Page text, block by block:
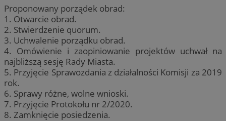
Proponowany porządek obrad:
1. Otwarcie obrad.
2. Stwierdzenie quorum.
3. Uchwalenie porządku obrad.
4. Omówienie i zaopiniowanie projektów uchwał na
najbliższą sesję Rady Miasta.
5. Przyjęcie Sprawozdania z działalności Komisji za 2019
rok.
6. Sprawy różne, wolne wnioski.
7. Przyjęcie Protokołu nr 2/2020.
8. Zamknięcie posiedzenia.